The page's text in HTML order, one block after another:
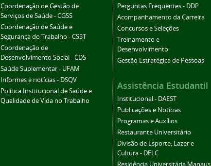
Coordenação de Gestão de
Serviços de Saúde - CGSS
Coordenação de Saúde e
Segurança do Trabalho - CSST
Coordenação de
Desenvolvimento Social - CDS
Saúde Suplementar - UFAM
Informes e notícias - DSQV
Política Institucional de Saúde e
Qualidade de Vida no Trabalho
Perguntas Frequentes - DDP
Acompanhamento da Carreira
Concursos e Seleções
Treinamento e
Desenvolvimento
Gestão Estratégica de Pessoas
Assistência Estudantil
Institucional - DAEST
Publicações e Notícias
Programas e Auxílios
Restaurante Universitário
Divisão de Esporte, Lazer e
Cultura - DELC